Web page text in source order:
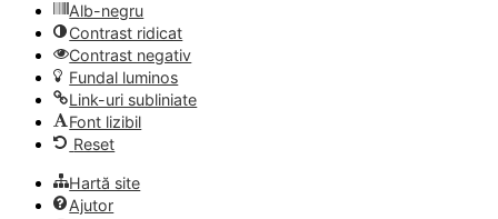
Alb-negru
Contrast ridicat
Contrast negativ
Fundal luminos
Link-uri subliniate
Font lizibil
Reset
Hartă site
Ajutor